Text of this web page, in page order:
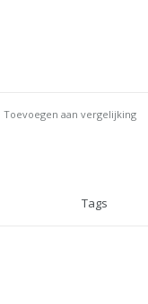
Toevoegen aan vergelijking
Tags